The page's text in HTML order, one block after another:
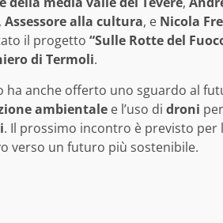
, Assessore alla cultura, e Nicola
il progetto “Sulle Rotte del
di Termoli.
ha anche offerto uno sguardo al
ambientale e l’uso di droni
. Il prossimo incontro è previsto per
verso un futuro più sostenibile.